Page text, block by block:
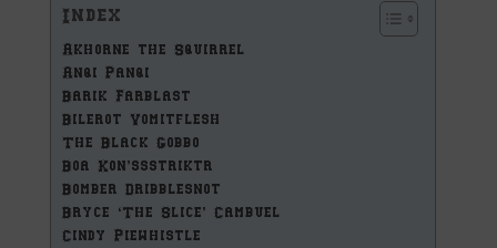
Index
Akhorne the Squirrel
Anqi Panqi
Barik Farblast
Bilerot Vomitflesh
The Black Gobbo
Boa Kon’ssstriktr
Bomber Dribblesnot
Bryce ‘The Slice’ Cambuel
Cindy Piewhistle